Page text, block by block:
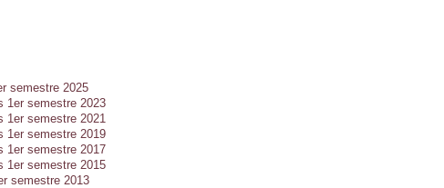
semestre 2025
1er semestre 2023
1er semestre 2021
1er semestre 2019
1er semestre 2017
1er semestre 2015
semestre 2013